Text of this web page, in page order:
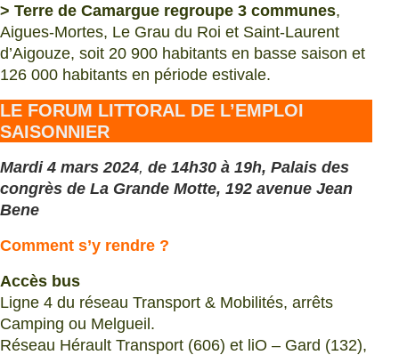
> Terre de Camargue regroupe 3 communes,
Aigues-Mortes, Le Grau du Roi et Saint-Laurent
d’Aigouze, soit 20 900 habitants en basse saison et
126 000 habitants en période estivale.
LE FORUM LITTORAL DE L’EMPLOI
SAISONNIER
Mardi 4 mars 2024, de 14h30 à 19h, Palais des
congrès de La Grande Motte, 192 avenue Jean
Bene
Comment s’y rendre ?
Accès bus
Ligne 4 du réseau Transport & Mobilités, arrêts
Camping ou Melgueil.
Réseau Hérault Transport (606) et liO – Gard (132),